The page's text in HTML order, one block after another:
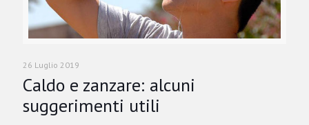
26 Luglio 2019
Caldo e zanzare: alcuni
suggerimenti utili